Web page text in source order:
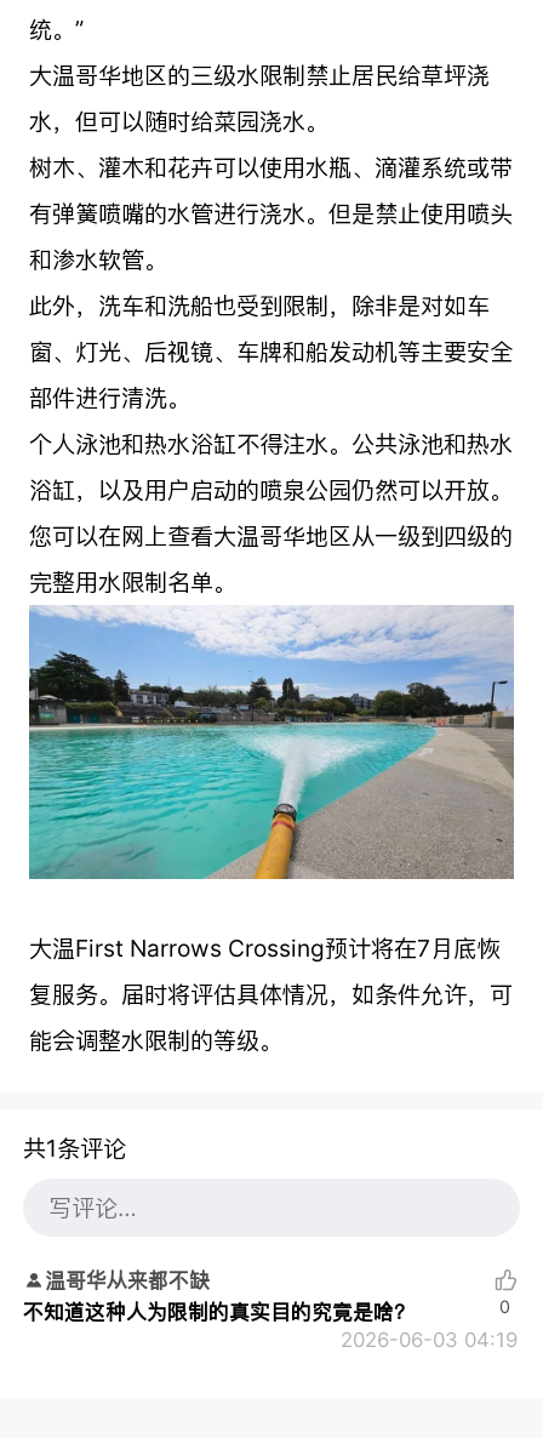
统。”
大温哥华地区的三级水限制禁止居民给草坪浇
水，但可以随时给菜园浇水。
树木、灌木和花卉可以使用水瓶、滴灌系统或带
有弹簧喷嘴的水管进行浇水。但是禁止使用喷头
和渗水软管。
此外，洗车和洗船也受到限制，除非是对如车
窗、灯光、后视镜、车牌和船发动机等主要安全
部件进行清洗。
个人泳池和热水浴缸不得注水。公共泳池和热水
浴缸，以及用户启动的喷泉公园仍然可以开放。
您可以在网上查看大温哥华地区从一级到四级的
完整用水限制名单。
大温First Narrows Crossing预计将在7月底恢
复服务。届时将评估具体情况，如条件允许，可
能会调整水限制的等级。
共1条评论
温哥华从来都不缺
不知道这种人为限制的真实目的究竟是啥？
2026-06-03 04:19
0